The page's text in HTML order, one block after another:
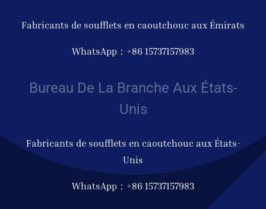
Fabricants de soufflets en caoutchouc aux Émirats
WhatsApp：+86 15737157983
Bureau De La Branche Aux États-
Unis
Fabricants de soufflets en caoutchouc aux États-
Unis
WhatsApp：+86 15737157983